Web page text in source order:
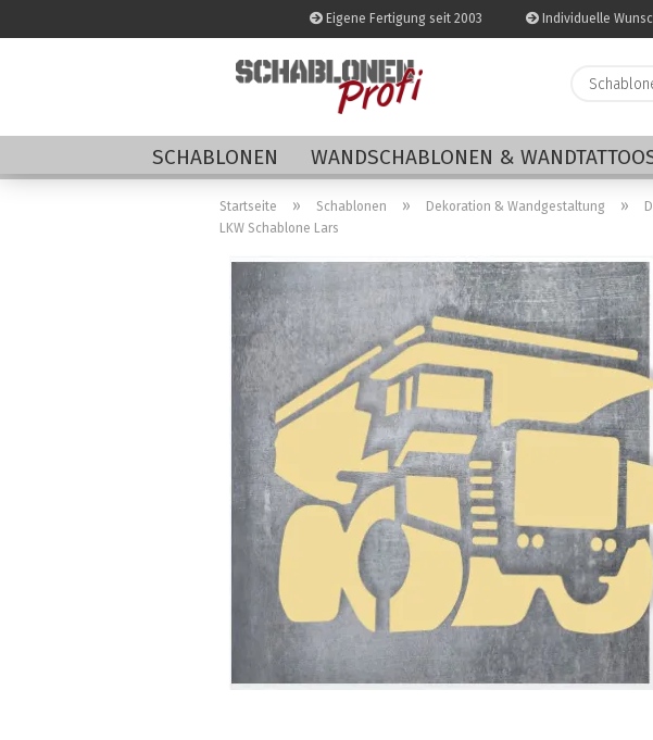
Eigene Fertigung seit 2003 Individuelle
SCHABLONEN WANDSCHABLONEN &
Startseite » Schablonen » Dekoration & Wandgestaltung »
LKW Schablone Lars